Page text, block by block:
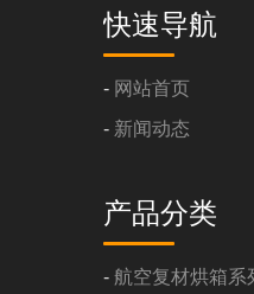
快速导航
- 网站首页
- 新闻动态
产品分类
- 航空复材烘箱系